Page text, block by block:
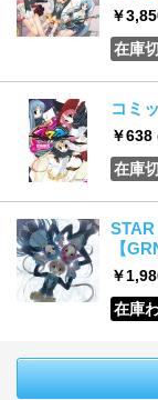
￥
在庫
コミ
￥638
在庫
【
￥
在庫